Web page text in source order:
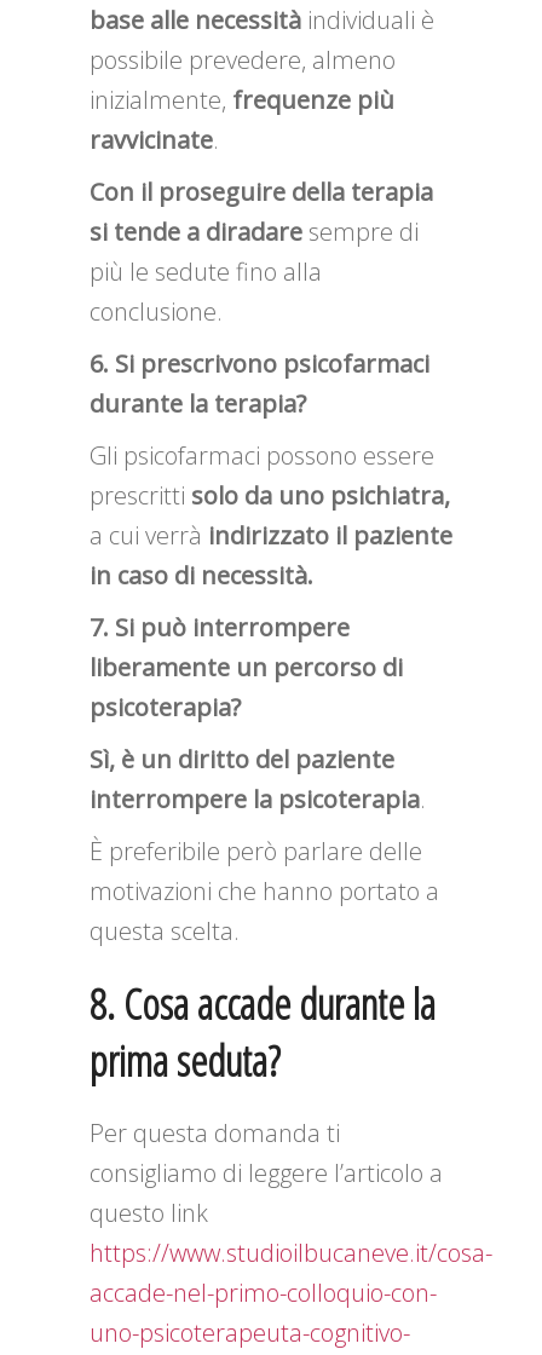
base alle necessità individuali è
possibile prevedere, almeno
inizialmente, frequenze più
ravvicinate.
Con il proseguire della terapia
si tende a diradare sempre di
più le sedute fino alla
conclusione.
6. Si prescrivono psicofarmaci
durante la terapia?
Gli psicofarmaci possono essere
prescritti solo da uno psichiatra,
a cui verrà indirizzato il paziente
in caso di necessità.
7. Si può interrompere
liberamente un percorso di
psicoterapia?
Sì, è un diritto del paziente
interrompere la psicoterapia.
È preferibile però parlare delle
motivazioni che hanno portato a
questa scelta.
8. Cosa accade durante la
prima seduta?
Per questa domanda ti
consigliamo di leggere l’articolo a
questo link
https://www.studioilbucaneve.it/cosa-
accade-nel-primo-colloquio-con-
uno-psicoterapeuta-cognitivo-